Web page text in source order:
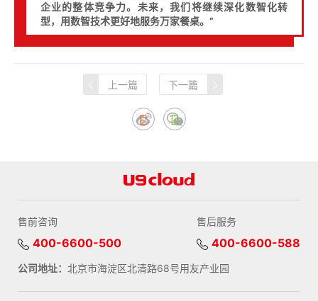
企业的整体竞争力。未来，我们将继续深化数智化转
型，用数智技术更好地服务万家餐桌。”
上一篇 下一篇
售前咨询
400-6600-500
售后服务
400-6600-588
公司地址： 北京市海淀区北清路68号用友产业园